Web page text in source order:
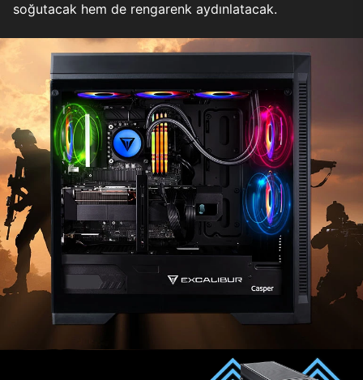
soğutacak hem de rengarenk aydınlatacak.